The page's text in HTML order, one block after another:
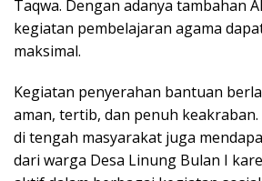
Taqwa. Dengan adanya tambahan
kegiatan pembelajaran agama
maksimal.
Kegiatan penyerahan bantuan
aman, tertib, dan penuh
di tengah masyarakat juga
dari warga Desa Linung Bulan I